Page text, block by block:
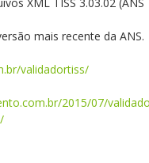
mais recente da ANS.
validadortiss/
2015/07/